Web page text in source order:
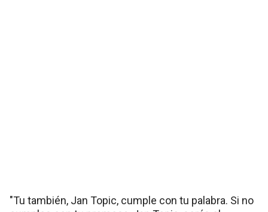
"Tu también, Jan Topic, cumple con tu palabra. Si no